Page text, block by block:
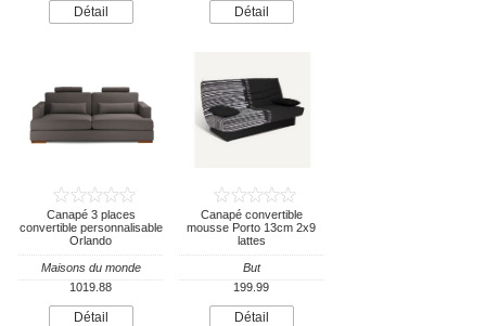
Détail Détail
Canapé 3 places
convertible personnalisable
Orlando
Maisons du monde
1019.88
Détail
Canapé convertible
mousse Porto 13cm 2x9
lattes
But
199.99
Détail